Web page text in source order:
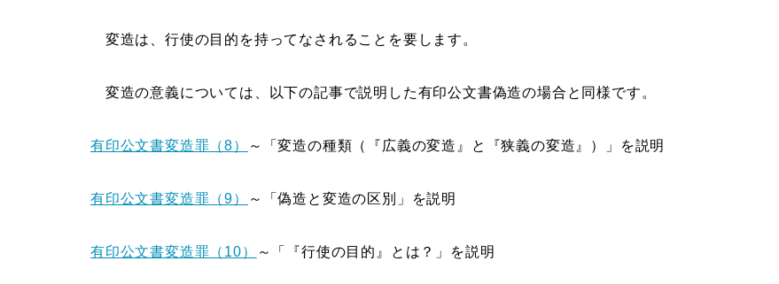
変造は、行使の目的を持ってなされることを要します。
変造の意義については、以下の記事で説明した有印公文書偽造の場合と同様です。
有印公文書変造罪（8） ～「変造の種類（『広義の変造』と『狭義の変造』）」を説明
有印公文書変造罪（9） ～「偽造と変造の区別」を説明
有印公文書変造罪（10） ～「『行使の目的』とは？」を説明